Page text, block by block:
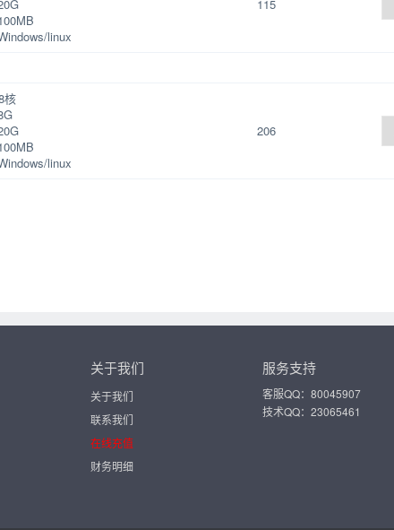
linux
115
核
linux
206
关于我们
关于我们
联系我们
在线充值
财务明细
服务支持
客服QQ：80045907
技术QQ：23065461